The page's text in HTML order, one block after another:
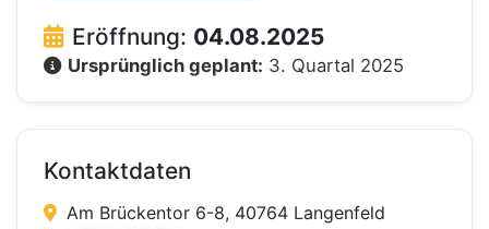
Eröffnung: 04.08.2025
Ursprünglich geplant: 3. Quartal 2025
Kontaktdaten
Am Brückentor 6-8, 40764 Langenfeld